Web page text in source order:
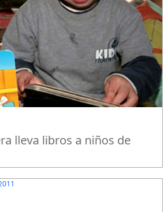
lleva libros a niños de